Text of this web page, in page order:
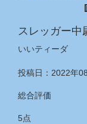
スレッガー中
いいティーダ
投稿日：2022年
総合評価
5点